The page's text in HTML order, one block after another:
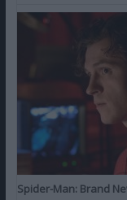
Spider-Man: Brand